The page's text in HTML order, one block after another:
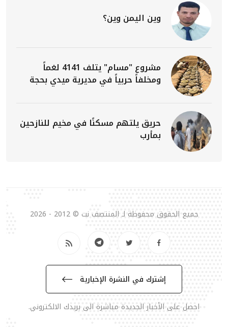
وين اليمن وين؟
مشروع "مسام" يتلف 4141 لغماً
ومخلفاً حربياً في مديرية ميدي بحجة
حريق يلتهم مسكنًا في مخيم للنازحين
بمأرب
جميع الحقوق محفوظة لـ المنتصف نت © 2012 - 2026
إشترك في النشرة الإخبارية
احصل على الأخبار الجديدة مباشرة الى بريدك الالكتروني.